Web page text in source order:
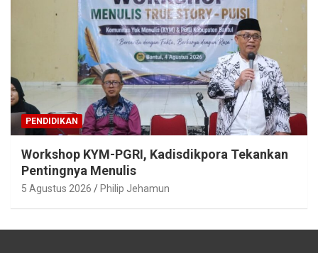
PENDIDIKAN
Workshop KYM-PGRI, Kadisdikpora Tekankan
Pentingnya Menulis
5 Agustus 2026 Philip Jehamun